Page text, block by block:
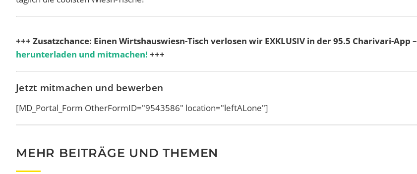
+++ Zusatzchance: Einen Wirtshauswiesn-Tisch verlosen wir EXKLUSIV in der 95.5 Charivari-App –
herunterladen und mitmachen! +++
Jetzt mitmachen und bewerben
[MD_Portal_Form OtherFormID="9543586" location="leftALone"]
MEHR BEITRÄGE UND THEMEN